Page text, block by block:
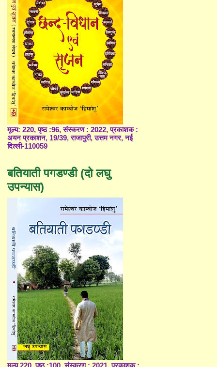
मूल्य: 220, पृष्ठ :96, संस्करण : 2022, प्रकाशक :
अयन प्रकाशन, 19/39, राजापुरी, उत्तम नगर, नई
दिल्ली-110059
बतियाती पगडण्डी (दो लघु
उपन्यास)